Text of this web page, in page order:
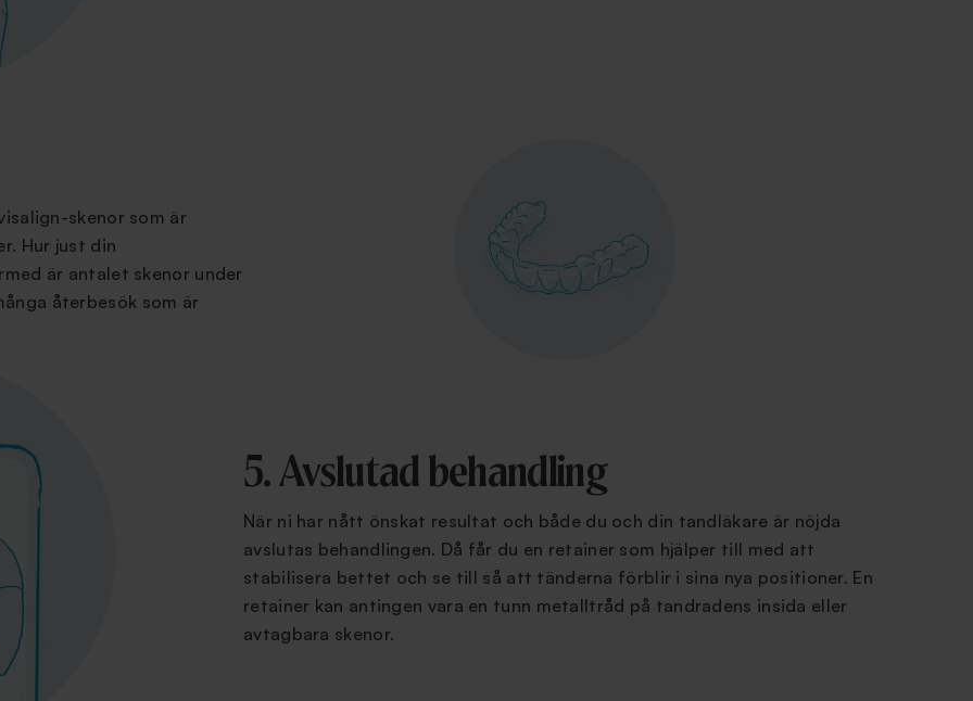
skenor som är
Hur just din
är antalet skenor under
återbesök som är
5. Avslutad behandling
När ni har nått önskat resultat och både du och din tandläkare är nöjda
avslutas behandlingen. Då får du en retainer som hjälper till med att
stabilisera bettet och se till så att tänderna förblir i sina nya positioner. En
retainer kan antingen vara en tunn metalltråd på tandradens insida eller
avtagbara skenor.